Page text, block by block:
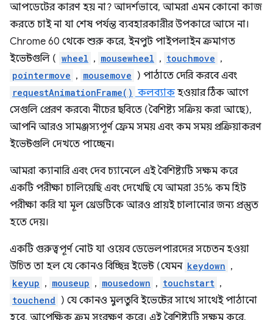
আপডেটের কারণ হয় না? আদর্শভাবে, আমরা এমন কোনো কাজ
করতে চাই না যা শেষ পর্যন্ত ব্যবহারকারীর উপকারে আসে না।
Chrome 60 থেকে শুরু করে, ইনপুট পাইপলাইন ক্রমাগত
ইভেন্টগুলি ( wheel , mousewheel , touchmove ,
pointermove , mousemove ) পাঠাতে দেরি করবে এবং
requestAnimationFrame() কলব্যাকহওয়ার ঠিক আগে
সেগুলি প্রেরণ করবে৷ নীচের ছবিতে (বৈশিষ্ট্য সক্রিয় করা আছে),
আপনি আরও সামঞ্জস্যপূর্ণ ফ্রেম সময় এবং কম সময় প্রক্রিয়াকরণ
ইভেন্টগুলি দেখতে পাচ্ছেন।
আমরা ক্যানারি এবং দেব চ্যানেলে এই বৈশিষ্ট্যটি সক্ষম করে
একটি পরীক্ষা চালিয়েছি এবং দেখেছি যে আমরা 35% কম হিট
পরীক্ষা করি যা মূল থ্রেডটিকে আরও প্রায়ই চালানোর জন্য প্রস্তুত
হতে দেয়।
একটি গুরুত্বপূর্ণ নোট যা ওয়েব ডেভেলপারদের সচেতন হওয়া
উচিত তা হল যে কোনও বিচ্ছিন্ন ইভেন্ট (যেমন keydown ,
keyup , mouseup , mousedown , touchstart ,
touchend ) যে কোনও মুলতুবি ইভেন্টের সাথে সাথেই পাঠানো
হবে, আপেক্ষিক ক্রম সংরক্ষণ করে। এই বৈশিষ্ট্যটি সক্ষম করে,